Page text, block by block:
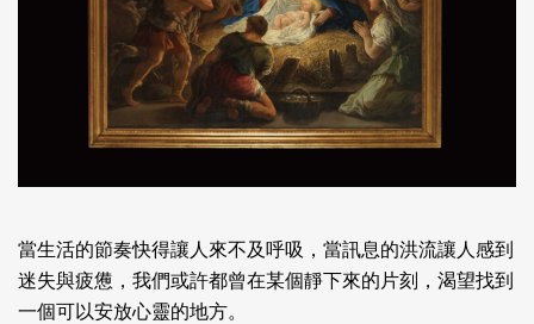
當生活的節奏快得讓人來不及呼吸，當訊息的洪流讓人感到
迷失與疲憊，我們或許都曾在某個靜下來的片刻，渴望找到
一個可以安放心靈的地方。